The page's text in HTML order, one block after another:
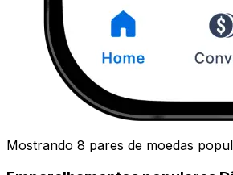
Mostrando 8 pares de moedas